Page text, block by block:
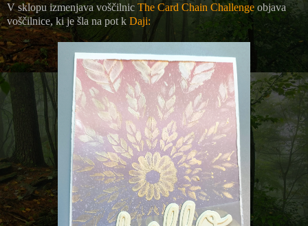
V sklopu izmenjava voščilnic The Card Chain Challenge objava
voščilnice, ki je šla na pot k Daji: